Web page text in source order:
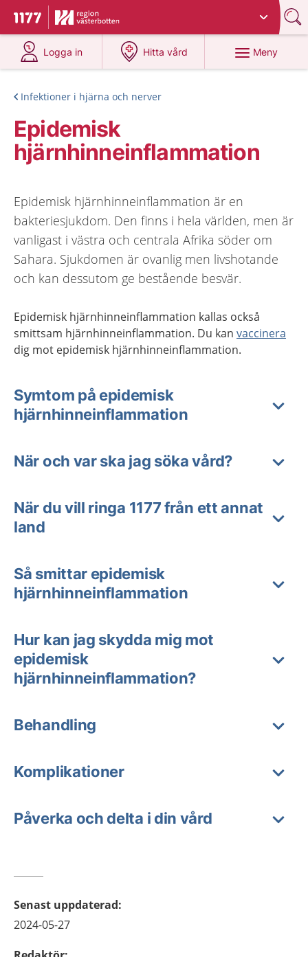
Till startsidan för 1177
Du har valt region
Logga in
på 1177.se
Hitta vård
på 1177.se
Meny
Infektioner i hjärna och nerver
Epidemisk
hjärnhinneinflammation
Epidemisk hjärnhinneinflammation är en
bakteriesjukdom. Den finns i hela världen, men är
vanligast i västra och centrala Afrika söder om
Sahara. Sjukdomen är ovanlig men livshotande
och kan dessutom ge bestående besvär.
Epidemisk hjärnhinneinflammation kallas också
smittsam hjärnhinneinflammation. Du kan vaccinera
dig mot epidemisk hjärnhinneinflammation.
Symtom på epidemisk
hjärnhinneinflammation
När och var ska jag söka vård?
När du vill ringa 1177 från ett annat
land
Så smittar epidemisk
hjärnhinneinflammation
Hur kan jag skydda mig mot
epidemisk
hjärnhinneinflammation?
Behandling
Komplikationer
Påverka och delta i din vård
Senast uppdaterad:
2024-05-27